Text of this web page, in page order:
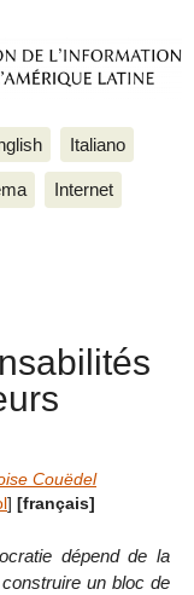
Italiano
Internet
Couëdel
] [français]
dépend de la
un bloc de